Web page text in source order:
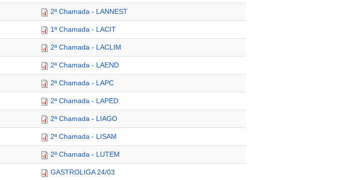
2ª Chamada - LANNEST
1ª Chamada - LACIT
2ª Chamada - LACLIM
2ª Chamada - LAEND
2ª Chamada - LAPC
2ª Chamada - LAPED
2ª Chamada - LIAGO
2ª Chamada - LISAM
2ª Chamada - LUTEM
GASTROLIGA 24/03